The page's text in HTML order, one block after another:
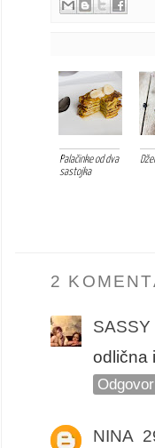
Palačinke od dva
sastojka
2
SASSY
odlična
NINA